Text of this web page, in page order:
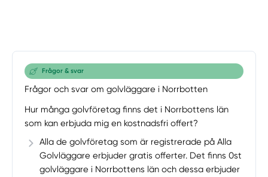
Frågor & svar
Frågor och svar om golvläggare i Norrbotten
Hur många golvföretag finns det i Norrbottens län
som kan erbjuda mig en kostnadsfri offert?
Alla de golvföretag som är registrerade på Alla
Golvläggare erbjuder gratis offerter. Det finns 0st
golvläggare i Norrbottens län och dessa erbjuder